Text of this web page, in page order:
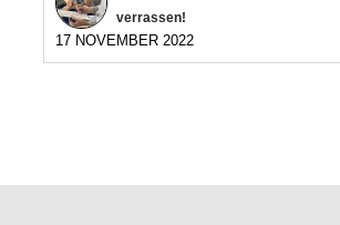
verrassen!
17 NOVEMBER 2022